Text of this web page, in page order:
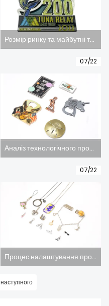
Розмір ринку та майбутні тенденції розвитку медальної індустрії Китаю (рис.)
07/22
Аналіз технологічного процесу виготовлення металевих заготовок
07/22
Процес налаштування продукту Joseph Metallic (емблема логотипу).
наступного